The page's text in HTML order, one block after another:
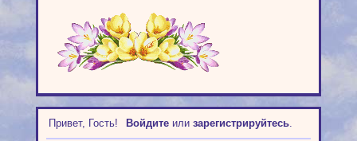
Привет, Гость! Войдитеили зарегистрируйтесь.